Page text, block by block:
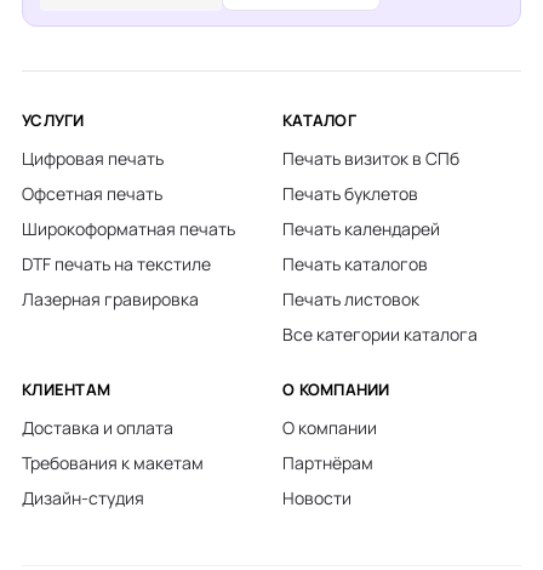
УСЛУГИ
Цифровая печать
Офсетная печать
Широкоформатная печать
DTF печать на текстиле
Лазерная гравировка
КАТАЛОГ
Печать визиток в СПб
Печать буклетов
Печать календарей
Печать каталогов
Печать листовок
Все категории каталога
КЛИЕНТАМ
Доставка и оплата
Требования к макетам
Дизайн-студия
О КОМПАНИИ
О компании
Партнёрам
Новости